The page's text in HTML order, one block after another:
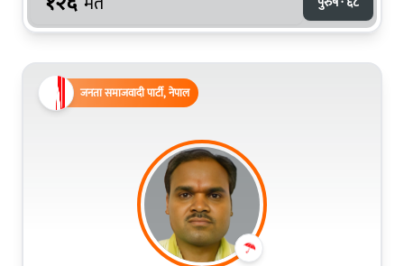
जनता समाजवादी पार्टी, नेपाल